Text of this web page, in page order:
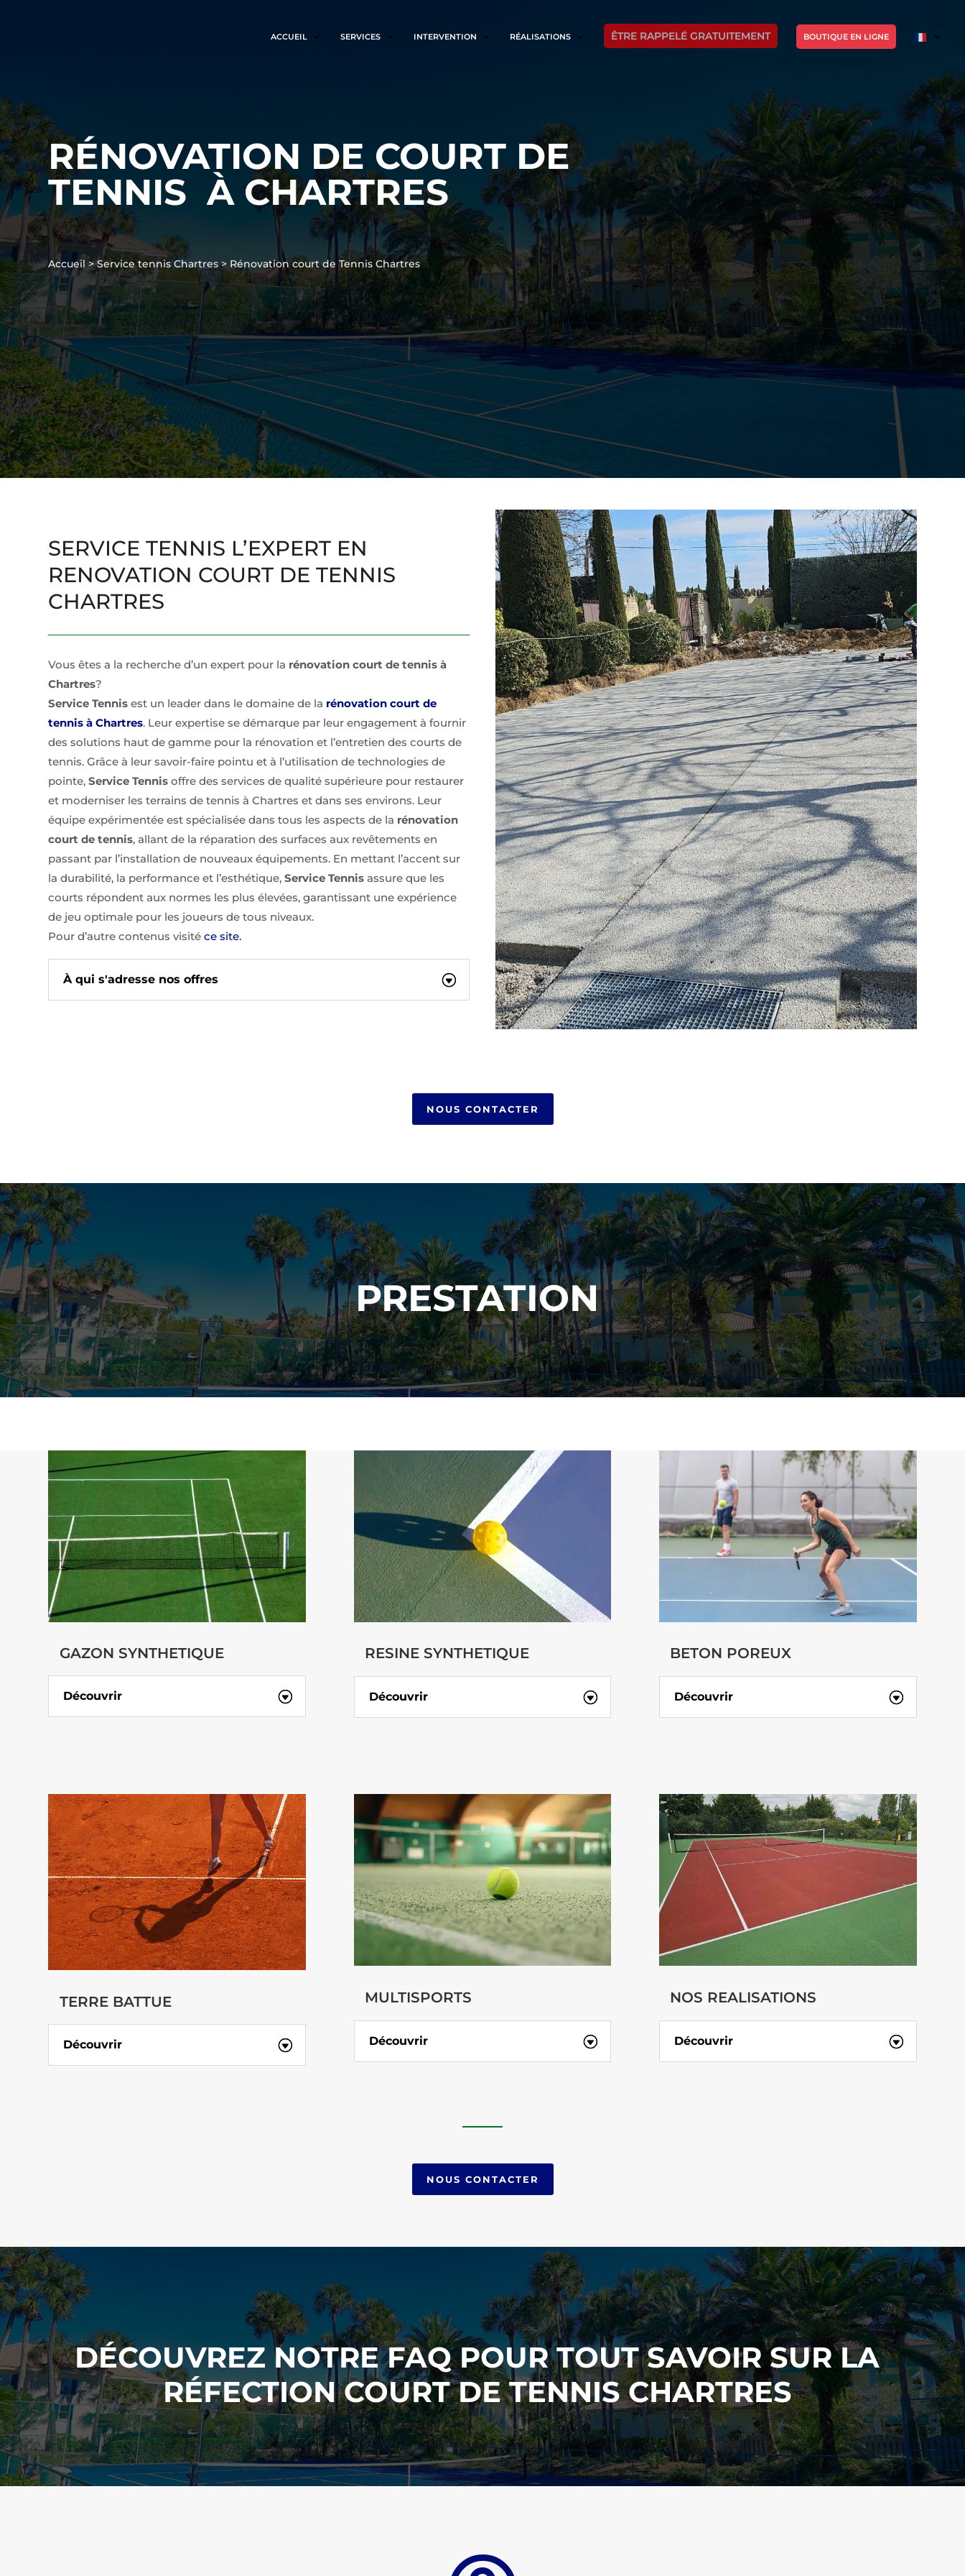
ACCUEIL SERVICES INTERVENTION RÉALISATIONS ÊTRE RAPPELÉ GRATUITEMENT BOUTIQUE EN LIGNE
RÉNOVATION DE COURT DE
TENNIS À CHARTRES
Accueil > Service tennis Chartres > Rénovation court de Tennis Chartres
SERVICE TENNIS L’EXPERT EN
RENOVATION COURT DE TENNIS
CHARTRES
Vous êtes a la recherche d’un expert pour la rénovation court de tennis à
Chartres?
Service Tennis est un leader dans le domaine de la rénovation court de
tennis à Chartres. Leur expertise se démarque par leur engagement à fournir
des solutions haut de gamme pour la rénovation et l’entretien des courts de
tennis. Grâce à leur savoir-faire pointu et à l’utilisation de technologies de
pointe,Service Tennis offre des services de qualité supérieure pour restaurer
et moderniser les terrains de tennis à Chartres et dans ses environs. Leur
équipe expérimentée est spécialisée dans tous les aspects de la rénovation
court de tennis, allant de la réparation des surfaces aux revêtements en
passant par l’installation de nouveaux équipements. En mettant l’accent sur
la durabilité, la performance et l’esthétique,Service Tennis assure que les
courts répondent aux normes les plus élevées, garantissant une expérience
de jeu optimale pour les joueurs de tous niveaux.
Pour d’autre contenus visitéce site.
À qui s'adresse nos offres
NOUS CONTACTER
PRESTATION
GAZON SYNTHETIQUE
Découvrir
RESINE SYNTHETIQUE
Découvrir
BETON POREUX
Découvrir
TERRE BATTUE
Découvrir
MULTISPORTS
Découvrir
NOS REALISATIONS
Découvrir
NOUS CONTACTER
DÉCOUVREZ NOTRE FAQ POUR TOUT SAVOIR SUR LA
RÉFECTION COURT DE TENNIS CHARTRES